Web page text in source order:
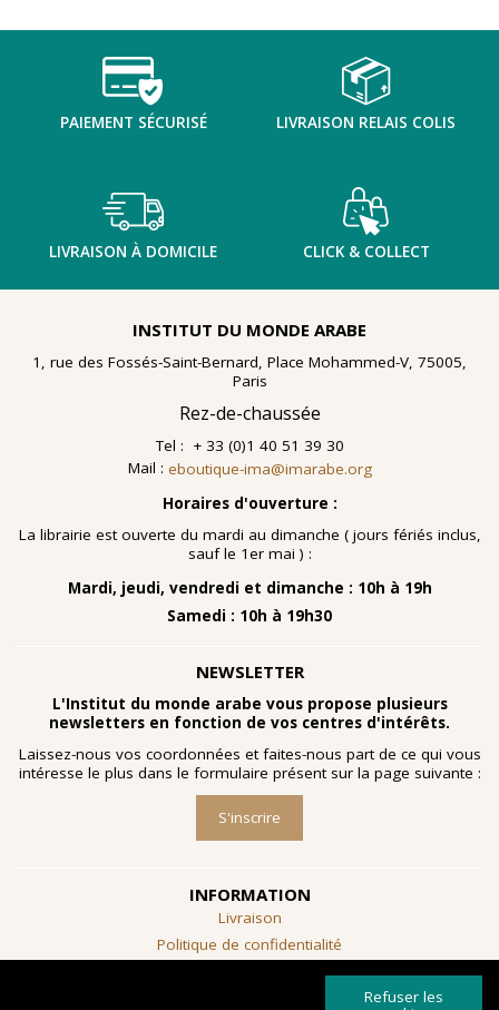
socialthérapie
menés à l'hôpital psychiatrique de Blida-
Joinville, institution algérienne marquée par la figure
emblématique de
PAIEMENT SÉCURISÉ LIVRAISON RELAIS COLIS
LIVRAISON À DOMICILE CLICK & COLLECT
INSTITUT DU MONDE ARABE
1, rue des Fossés-Saint-Bernard, Place Mohammed-V, 75005,
Paris
Rez-de-chaussée
Tel : + 33 (0)1 40 51 39 30
Mail : eboutique-ima@imarabe.org
Horaires d'ouverture :
La librairie est ouverte du mardi au dimanche ( jours fériés inclus,
sauf le 1er mai ) :
Mardi, jeudi, vendredi et dimanche : 10h à 19h
Samedi : 10h à 19h30
NEWSLETTER
L'Institut du monde arabe vous propose plusieurs
newsletters en fonction de vos centres d'intérêts.
Laissez-nous vos coordonnées et faites-nous part de ce qui vous
intéresse le plus dans le formulaire présent sur la page suivante :
S'inscrire
INFORMATION
Livraison
Politique de confidentialité
Conditions générales de vente
Refuser les